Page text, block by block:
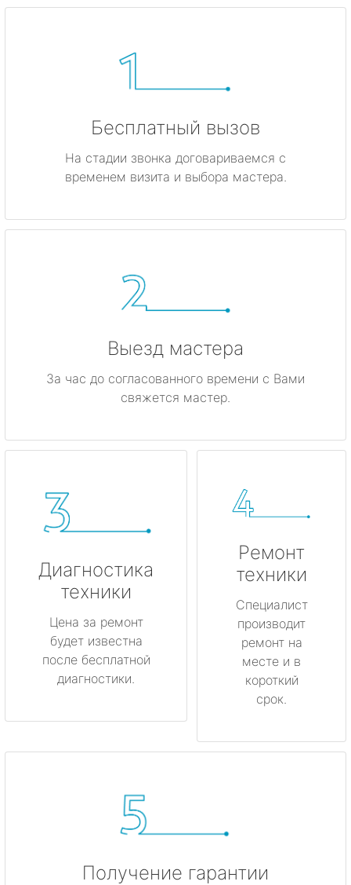
Бесплатный вызов
На стадии звонка договариваемся с
временем визита и выбора мастера.
Выезд мастера
За час до согласованного времени с Вами
свяжется мастер.
Диагностика
техники
Цена за ремонт
будет известна
после бесплатной
диагностики.
Ремонт
техники
Специалист
производит
ремонт на
месте и в
короткий
срок.
Получение гарантии